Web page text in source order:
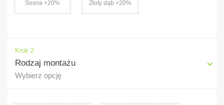
Sosna +20% Złoty dąb +20%
Krok 2
Rodzaj montażu
Wybierz opcję